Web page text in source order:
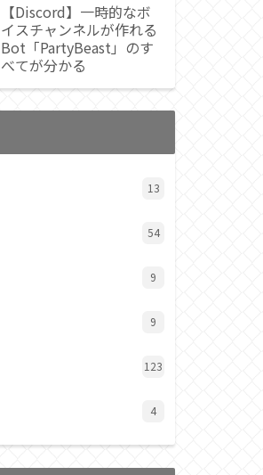
【Discord】一時的なボ
イスチャンネルが作れる
Bot「PartyBeast」のす
べてが分かる
13
54
9
9
123
4